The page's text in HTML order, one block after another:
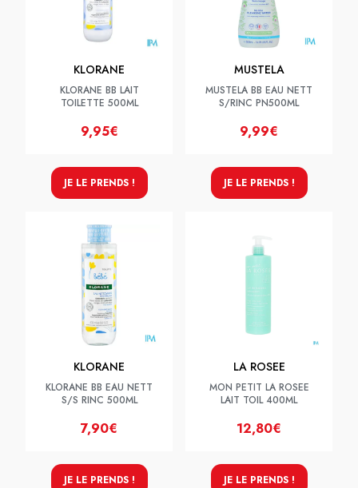
KLORANE
KLORANE BB LAIT
TOILETTE 500ML
9,95€
JE LE PRENDS !
MUSTELA
MUSTELA BB EAU NETT
S/RINC PN500ML
9,99€
JE LE PRENDS !
KLORANE
KLORANE BB EAU NETT
S/S RINC 500ML
7,90€
JE LE PRENDS !
LA ROSEE
MON PETIT LA ROSEE
LAIT TOIL 400ML
12,80€
JE LE PRENDS !